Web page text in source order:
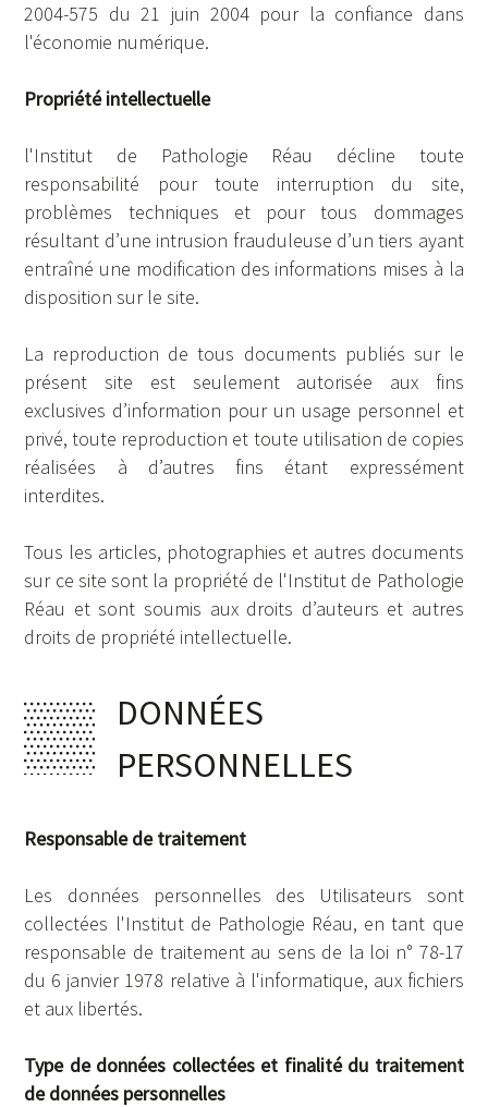
2004-575 du 21 juin 2004 pour la confiance dans
l'économie numérique.
Propriété intellectuelle
l'Institut de Pathologie Réau décline toute
responsabilité pour toute interruption du site,
problèmes techniques et pour tous dommages
résultant d’une intrusion frauduleuse d’un tiers ayant
entraîné une modification des informations mises à la
disposition sur le site.
La reproduction de tous documents publiés sur le
présent site est seulement autorisée aux fins
exclusives d’information pour un usage personnel et
privé, toute reproduction et toute utilisation de copies
réalisées à d’autres fins étant expressément
interdites.
Tous les articles, photographies et autres documents
sur ce site sont la propriété de l'Institut de Pathologie
Réau et sont soumis aux droits d’auteurs et autres
droits de propriété intellectuelle.
DONNÉES
PERSONNELLES
Responsable de traitement
Les données personnelles des Utilisateurs sont
collectées l'Institut de Pathologie Réau, en tant que
responsable de traitement au sens de la loi n° 78-17
du 6 janvier 1978 relative à l'informatique, aux fichiers
et aux libertés.
Type de données collectées et finalité du traitement
de données personnelles